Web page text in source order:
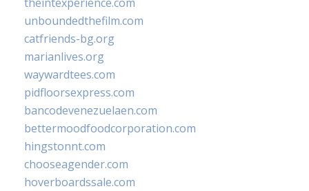
unboundedthefilm.com
catfriends-bg.org
marianlives.org
waywardtees.com
pidfloorsexpress.com
bancodevenezuelaen.com
bettermoodfoodcorporation.com
hingstonnt.com
chooseagender.com
hoverboardssale.com